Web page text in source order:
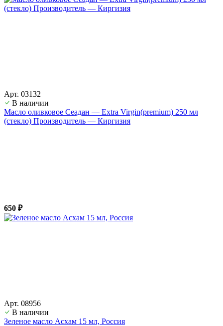
Арт. 03132
В наличии
Масло оливковое Сеадан — Extra Virgin(premium) 250 мл
(стекло) Производитель — Киргизия
650 ₽
Арт. 08956
В наличии
Зеленое масло Асхам 15 мл, Россия